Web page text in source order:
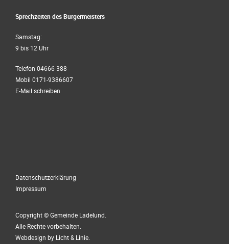
Sprechzeiten des Bürgermeisters
Samstag:
9 bis 12 Uhr
Telefon 04666 388
Mobil 0171-9386607
E-Mail schreiben
Datenschutzerklärung
Impressum
Copyright © Gemeinde Ladelund.
Alle Rechte vorbehalten.
Webdesign by Licht & Linie.